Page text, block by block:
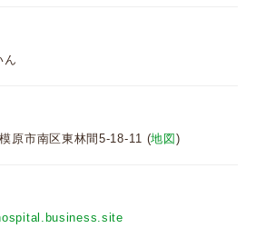
ん
原市南区東林間5-18-11 (地図 )